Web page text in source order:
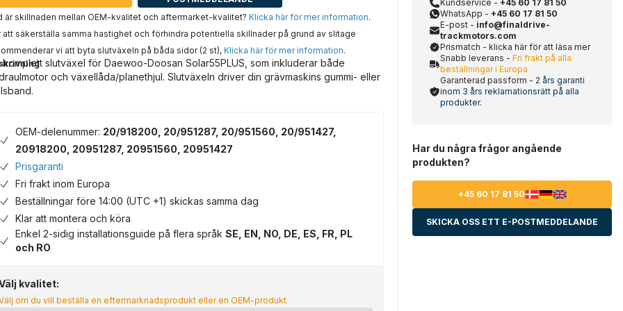
är skillnaden mellan OEM-kvalitet och aftermarket-kvalitet? Klicka här för mer information.
att säkerställa samma hastighet och förhindra potentiella skillnader på grund av slitage
vi att byta slutväxeln på båda sidor (2 st), Klicka här för mer information.
komplett slutväxel för Daewoo-Doosan Solar55PLUS, som inkluderar både
och växellåda/planethjul. Slutväxeln driver din grävmaskins gummi- eller
OEM-delenummer: 20/918200, 20/951287, 20/951560, 20/951427,
20918200, 20951287, 20951560, 20951427
Prisgaranti
Fri frakt inom Europa
Beställningar före 14:00 (UTC +1) skickas samma dag
Klar att montera och köra
Enkel 2-sidig installationsguide på flera språk SE, EN, NO, DE, ES, FR, PL
och RO
kvalitet:
om du vill beställa en eftermarknadsprodukt eller en OEM-produkt
Kundservice - +45 60 17 81 50
WhatsApp - +45 60 17 81 50
E-post - info@finaldrive-
trackmotors.com
Prismatch - klicka här för att läsa mer
Snabb leverans - Fri frakt på alla
beställningar i Europa
Garanterad passform - 2 års garanti
inom 3 års reklamationsrätt på alla
produkter.
Har du några frågor angående
produkten?
+45 60 17 81 50
SKICKA OSS ETT E-POSTMEDDELANDE